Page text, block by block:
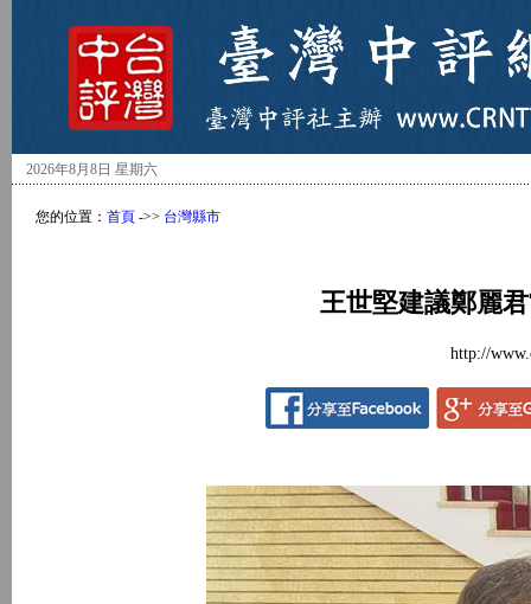
2026年8月8日 星期六
您的位置： 首頁 ->> 台灣縣市
王世堅建議鄭麗
http://